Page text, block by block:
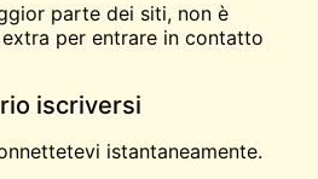
parte dei siti, non è
per entrare in contatto
iscriversi
istantaneamente.